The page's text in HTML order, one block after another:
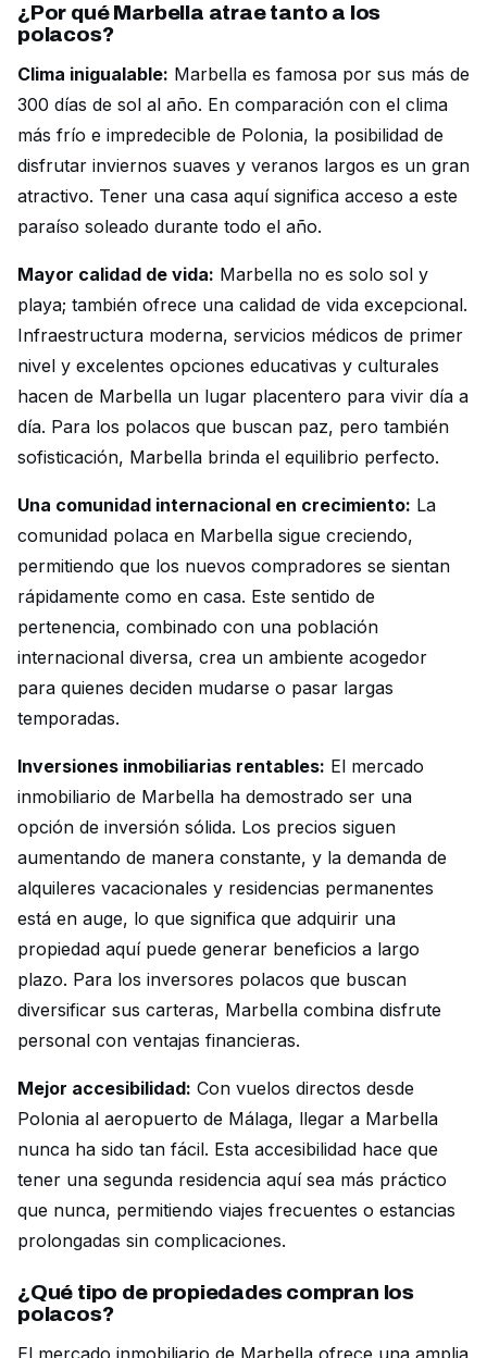
¿Por qué Marbella atrae tanto a los
polacos?
Clima inigualable: Marbella es famosa por sus más de
300 días de sol al año. En comparación con el clima
más frío e impredecible de Polonia, la posibilidad de
disfrutar inviernos suaves y veranos largos es un gran
atractivo. Tener una casa aquí significa acceso a este
paraíso soleado durante todo el año.
Mayor calidad de vida: Marbella no es solo sol y
playa; también ofrece una calidad de vida excepcional.
Infraestructura moderna, servicios médicos de primer
nivel y excelentes opciones educativas y culturales
hacen de Marbella un lugar placentero para vivir día a
día. Para los polacos que buscan paz, pero también
sofisticación, Marbella brinda el equilibrio perfecto.
Una comunidad internacional en crecimiento: La
comunidad polaca en Marbella sigue creciendo,
permitiendo que los nuevos compradores se sientan
rápidamente como en casa. Este sentido de
pertenencia, combinado con una población
internacional diversa, crea un ambiente acogedor
para quienes deciden mudarse o pasar largas
temporadas.
Inversiones inmobiliarias rentables: El mercado
inmobiliario de Marbella ha demostrado ser una
opción de inversión sólida. Los precios siguen
aumentando de manera constante, y la demanda de
alquileres vacacionales y residencias permanentes
está en auge, lo que significa que adquirir una
propiedad aquí puede generar beneficios a largo
plazo. Para los inversores polacos que buscan
diversificar sus carteras, Marbella combina disfrute
personal con ventajas financieras.
Mejor accesibilidad: Con vuelos directos desde
Polonia al aeropuerto de Málaga, llegar a Marbella
nunca ha sido tan fácil. Esta accesibilidad hace que
tener una segunda residencia aquí sea más práctico
que nunca, permitiendo viajes frecuentes o estancias
prolongadas sin complicaciones.
¿Qué tipo de propiedades compran los
polacos?
El mercado inmobiliario de Marbella ofrece una amplia